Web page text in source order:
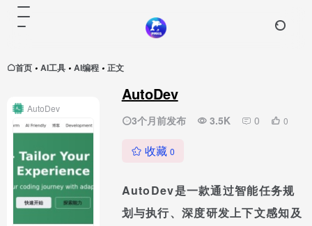
首页 • AI工具 • AI编程 • 正文
AutoDev
3个月前发布 3.5K 0 0
收藏 0
AutoDev是一款通过智能任务规
划与执行、深度研发上下文感知及
AutoDev